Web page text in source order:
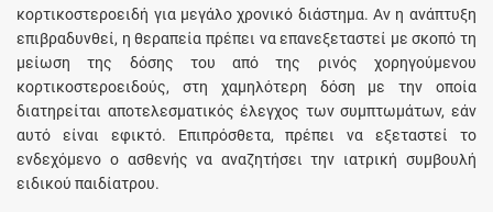
κορτικοστεροειδή για μεγάλο χρονικό διάστημα. Αν η ανάπτυξη
επιβραδυνθεί, η θεραπεία πρέπει να επανεξεταστεί με σκοπό τη
μείωση της δόσης του από της ρινός χορηγούμενου
κορτικοστεροειδούς, στη χαμηλότερη δόση με την οποία
διατηρείται αποτελεσματικός έλεγχος των συμπτωμάτων, εάν
αυτό είναι εφικτό. Επιπρόσθετα, πρέπει να εξεταστεί το
ενδεχόμενο ο ασθενής να αναζητήσει την ιατρική συμβουλή
ειδικού παιδίατρου.